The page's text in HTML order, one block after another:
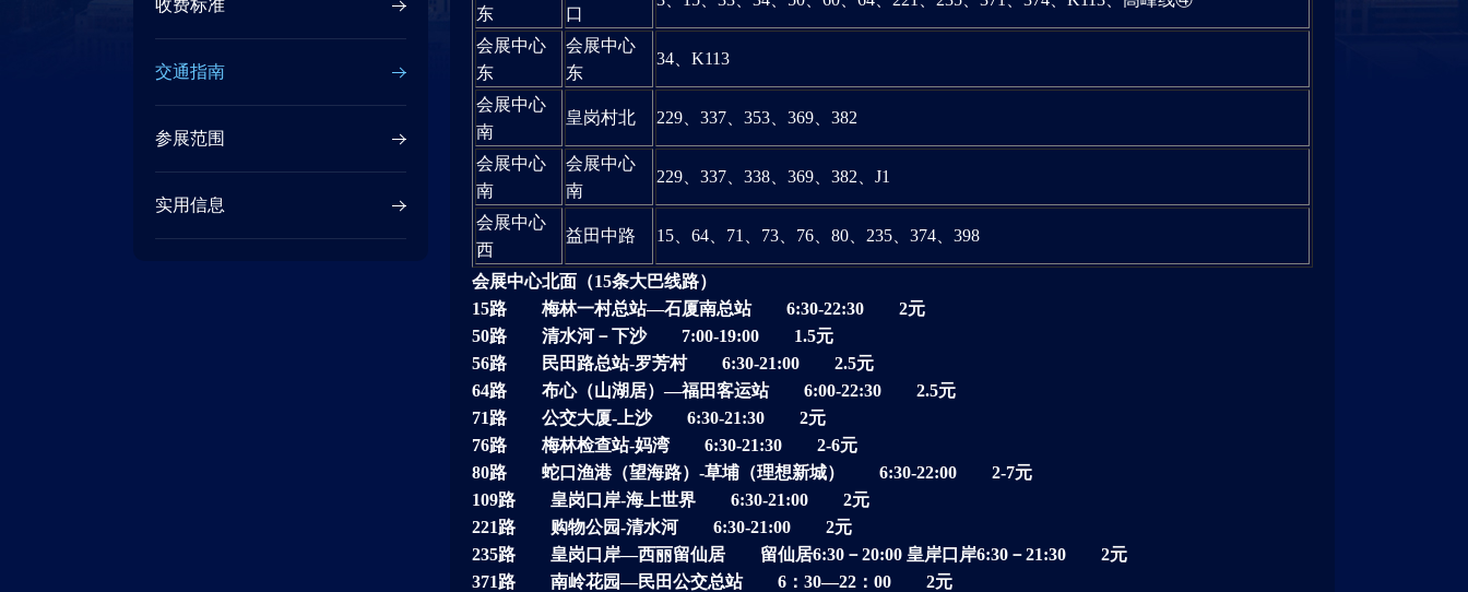
收费标准
交通指南
参展范围
实用信息
东
口
会展中心
东
会展中心
东
34、K113
会展中心
南
皇岗村北 229、337、353、369、382
会展中心
南
会展中心
南
229、337、338、369、382、J1
会展中心
西
益田中路 15、64、71、73、76、80、235、374、398
会展中心北面（15条大巴线路）
15路 梅林一村总站—石厦南总站 6:30-22:30 2元
50路 清水河－下沙 7:00-19:00 1.5元
56路 民田路总站-罗芳村 6:30-21:00 2.5元
64路 布心（山湖居）—福田客运站 6:00-22:30 2.5元
71路 公交大厦-上沙 6:30-21:30 2元
76路 梅林检查站-妈湾 6:30-21:30 2-6元
80路 蛇口渔港（望海路）-草埔（理想新城） 6:30-22:00 2-7元
109路 皇岗口岸-海上世界 6:30-21:00 2元
221路 购物公园-清水河 6:30-21:00 2元
235路 皇岗口岸—西丽留仙居 留仙居6:30－20:00 皇岸口岸6:30－21:30 2元
371路 南岭花园—民田公交总站 6：30—22：00 2元